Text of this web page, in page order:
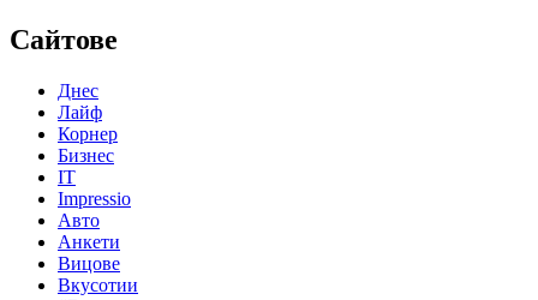
Сайтове
Днес
Лайф
Корнер
Бизнес
IT
Impressio
Авто
Анкети
Вицове
Вкусотии